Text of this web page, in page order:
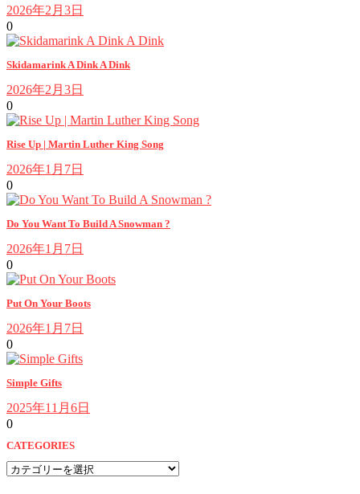
2026年2月3日
0
Skidamarink A Dink A Dink
2026年2月3日
0
Rise Up | Martin Luther King Song
2026年1月7日
0
Do You Want To Build A Snowman ?
2026年1月7日
0
Put On Your Boots
2026年1月7日
0
Simple Gifts
2025年11月6日
0
CATEGORIES
CATEGORIES